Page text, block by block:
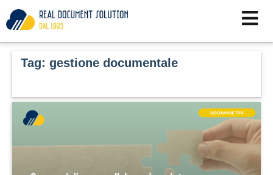
al
Tag:gestione documentale